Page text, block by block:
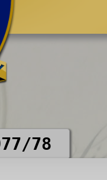
78